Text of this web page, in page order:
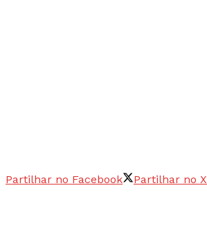
Partilhar no Facebook Partilhar no X